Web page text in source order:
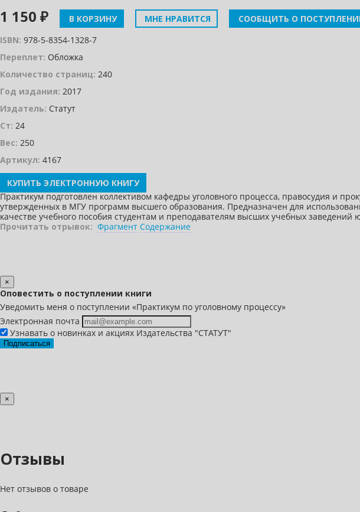
1 150 ₽ В КОРЗИНУ МНЕ НРАВИТСЯ
СООБЩИТЬ О
ISBN: 978-5-8354-1328-7
Переплет: Обложка
Количество страниц: 240
Год издания: 2017
Издатель: Статут
Ст: 24
Вес: 250
Артикул: 4167
КУПИТЬ ЭЛЕКТРОННУЮ КНИГУ
Практикум подготовлен коллективом кафедры уголовного процесса, правосудия и
утвержденных в МГУ программ высшего образования. Предназначен для
качестве учебного пособия студентам и преподавателям высших учебных заведений
Прочитать отрывок: Фрагмент Содержание
×
Оповестить о поступлении книги
Уведомить меня о поступлении «Практикум по уголовному процессу»
Электронная почта
Узнавать о новинках и акциях Издательства "СТАТУТ"
Подписаться
×
Отзывы
Нет отзывов о товаре